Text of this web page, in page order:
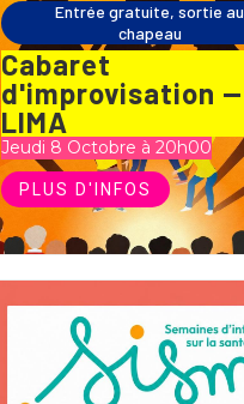
Entrée gratuite, sortie au
chapeau
Cabaret
d'improvisation —
LIMA
Jeudi 8 Octobre à 20h00
PLUS D'INFOS